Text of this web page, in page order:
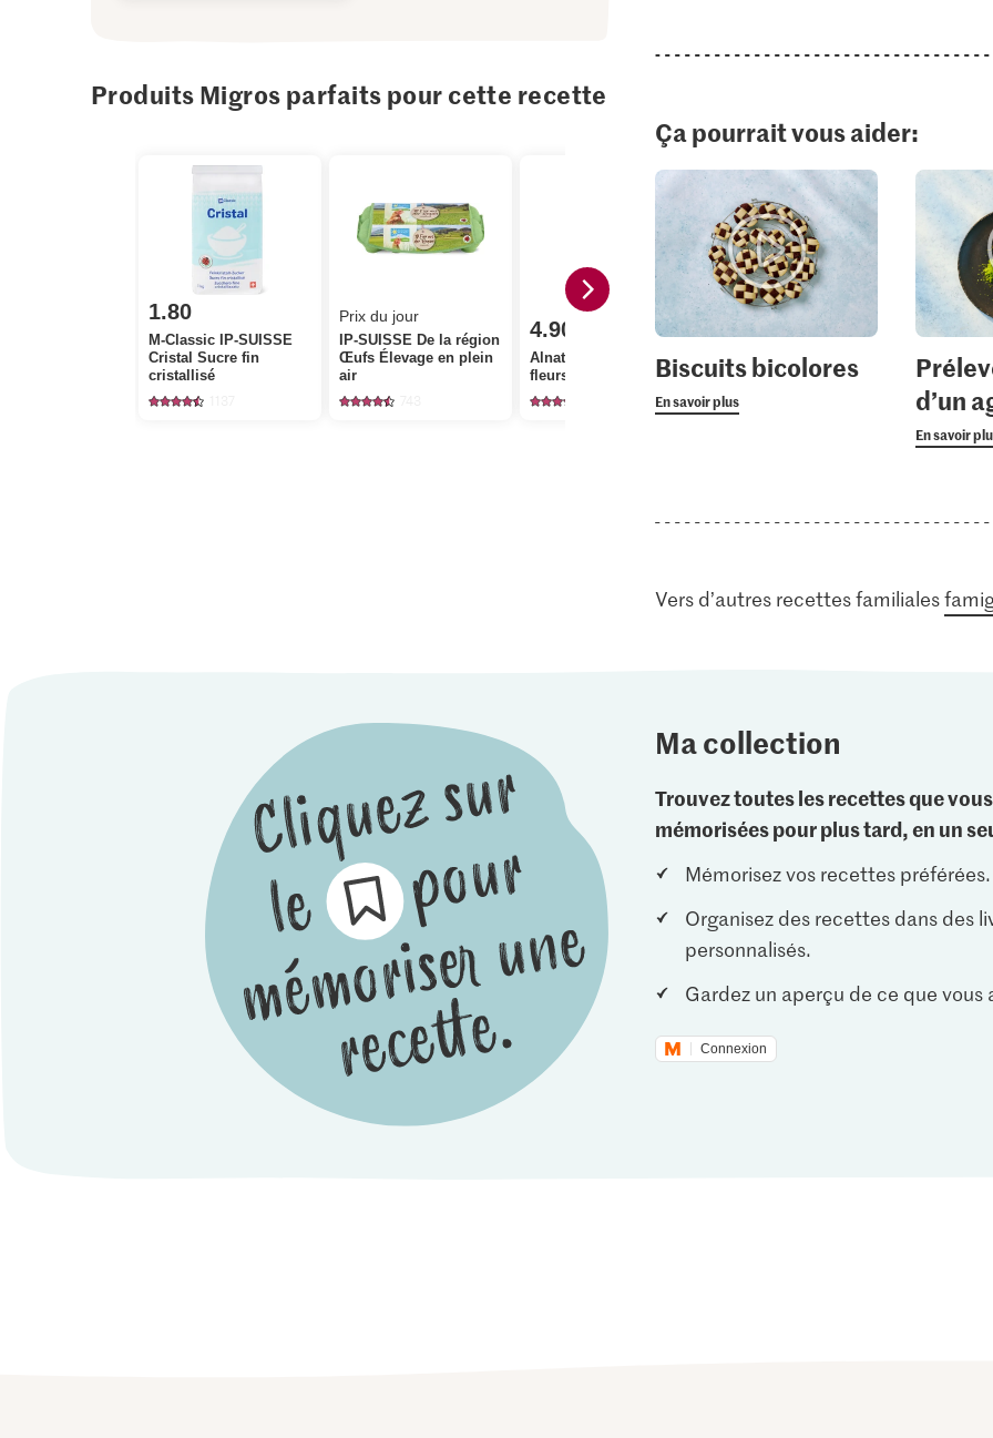
Produits Migros parfaits pour cette recette
1.80
M-Classic IP-SUISSE
Cristal Sucre fin
cristallisé
Prix du jour
IP-SUISSE De la région
Œufs Élevage en plein
air
4.90
Alnatura Bio Miel de
fleurs
2.85
M-Budget Cerneaux de
noix
2.50
Patissier
101
Ça pourrait vous aider:
Biscuits bicolores
En savoir plus
d’un
En savoir
Vers d’autres recettes familiales
Ma collection
Trouvez toutes les recettes que
mémorisées pour plus tard, en un
Mémorisez vos recettes préférées.
Organisez des recettes dans des
personnalisés.
Gardez un aperçu de ce que vous
Connexion